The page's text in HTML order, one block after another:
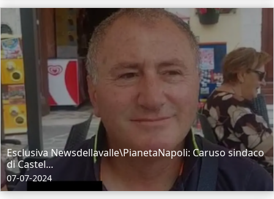
Esclusiva Newsdellavalle\PianetaNapoli: Caruso sindaco
di Castel...
07-07-2024